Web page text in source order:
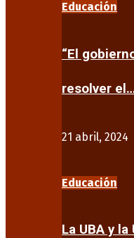
Educación
“El
resolver
21 abril, 2024
Educación
La UBA y